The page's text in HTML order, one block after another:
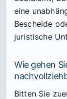
eine
Bescheide
juristische
Wie gehen
Bitten Sie